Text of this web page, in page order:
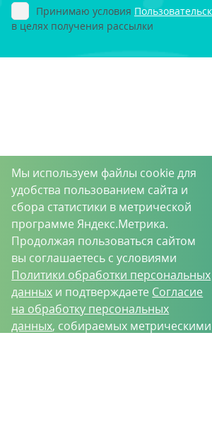
Принимаю условия
в целях получения рассылки
Мы используем файлы cookie для
удобства пользованием сайта и
сбора статистики в метрической
программе Яндекс.Метрика.
Продолжая пользоваться сайтом
вы соглашаетесь с условиями
Политики обработки персональных
данных и подтверждаете Согласие
на обработку персональных
данных, собираемых метрическими